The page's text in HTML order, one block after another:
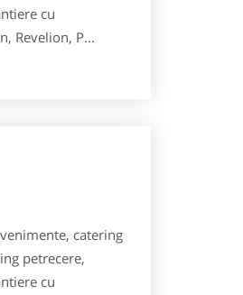
cu
Revelion, P...
catering
petrecere,
cu